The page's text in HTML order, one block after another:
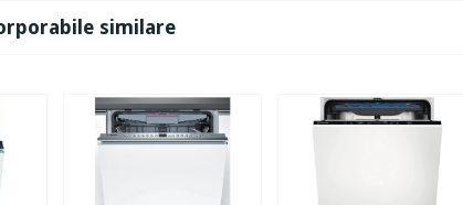
similare